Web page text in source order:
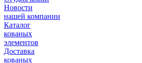
Новости
нашей компании
Каталог
кованых
элементов
Доставка
кованых